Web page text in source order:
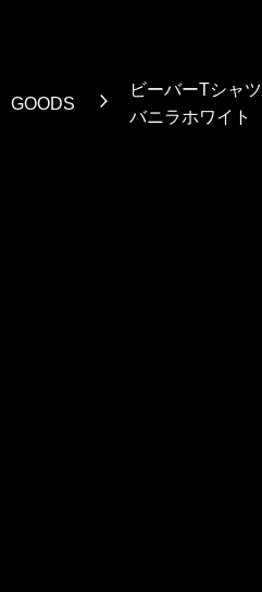
GOODS
ビーバーTシャツ
バニラホワイト